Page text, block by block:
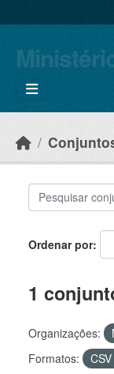
Ordenar por
1
Organizações:
Formatos:
CSV